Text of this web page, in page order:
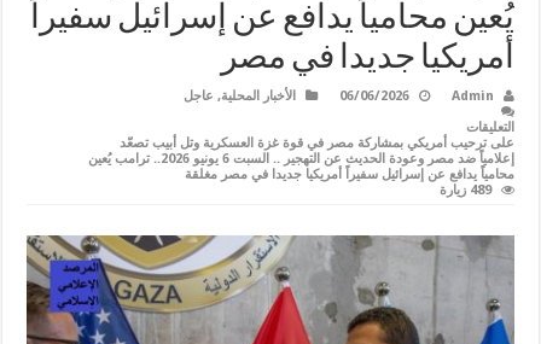
يُعين محامياً يدافع عن إسرائيل سفيراً
أمريكيا جديدا في مصر
Admin
06/06/2026 الأخبار المحلية, عاجل
التعليقات
على ترحيب أمريكي بمشاركة مصر في قوة غزة العسكرية وتل أبيب تصعّد
إعلامياً ضد مصر وعودة الحديث عن التهجير .. السبت 6 يونيو 2026.. ترامب يُعين
محامياً يدافع عن إسرائيل سفيراً أمريكيا جديدا في مصر مغلقة
489 زيارة